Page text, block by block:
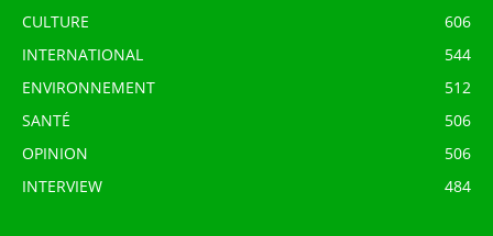
CULTURE
606
INTERNATIONAL
544
ENVIRONNEMENT
512
SANTÉ
506
OPINION
506
INTERVIEW
484